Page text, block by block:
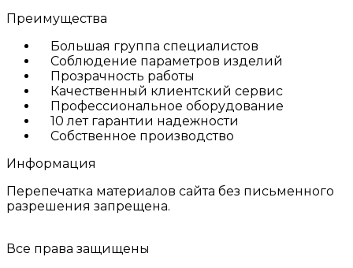
Преимущества
Большая группа специалистов
Соблюдение параметров изделий
Прозрачность работы
Качественный клиентский сервис
Профессиональное оборудование
10 лет гарантии надежности
Собственное производство
Информация
Перепечатка материалов сайта без письменного
разрешения запрещена.
Все права защищены